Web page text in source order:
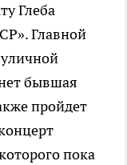
Глеба
Главной
бывшая
пройдет
пока